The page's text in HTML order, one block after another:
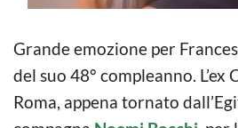
Grande emozione per
del suo 48° compleanno. L’ex
Roma, appena tornato